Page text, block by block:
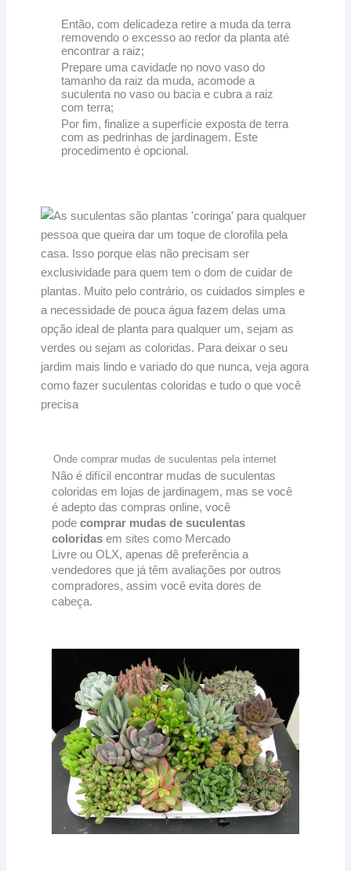
Então, com delicadeza retire a muda da terra
removendo o excesso ao redor da planta até
encontrar a raiz;
Prepare uma cavidade no novo vaso do
tamanho da raiz da muda, acomode a
suculenta no vaso ou bacia e cubra a raiz
com terra;
Por fim, finalize a superfície exposta de terra
com as pedrinhas de jardinagem. Este
procedimento é opcional.
Onde comprar mudas de suculentas pela internet
Não é difícil encontrar mudas de suculentas
coloridas em lojas de jardinagem, mas se você
é adepto das compras online, você
podecomprar mudas de suculentas
coloridas em sites como Mercado
Livre ou OLX, apenas dê preferência a
vendedores que já têm avaliações por outros
compradores, assim você evita dores de
cabeça.